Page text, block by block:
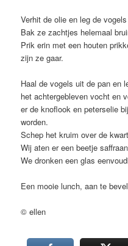
Verhit de olie en leg de
Bak ze zachtjes helemaal
Prik erin met een houten
zijn ze gaar.
Haal de vogels uit de pan en
het achtergebleven vocht en
er de knoflook en peterselie
worden.
Schep het kruim over de
Wij aten er een beetje
We dronken een glas
Een mooie lunch, aan te
© ellen